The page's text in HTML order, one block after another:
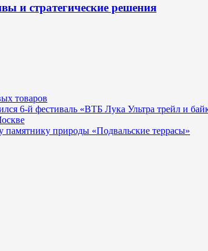
и стратегические решения
товаров
6-й фестиваль «ВТБ Лука Ультра трейл и
природы «Подвальские террасы»